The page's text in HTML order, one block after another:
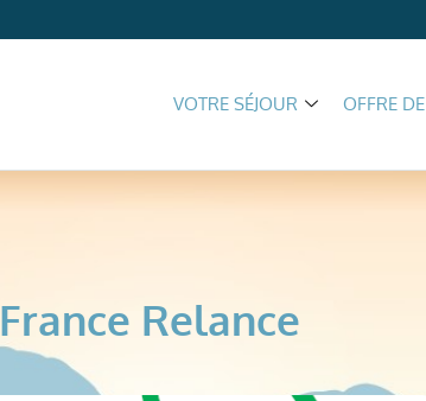
VOTRE SÉJOUR OFFRE
France Relance